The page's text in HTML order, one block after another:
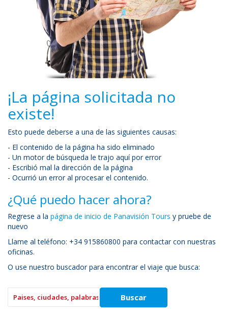
¡La página solicitada no
existe!
Esto puede deberse a una de las siguientes causas:
- El contenido de la página ha sido eliminado
- Un motor de búsqueda le trajo aquí por error
- Escribió mal la dirección de la página
- Ocurrió un error al procesar el contenido.
¿Qué puedo hacer ahora?
Regrese a la página de inicio de Panavisión Tours y pruebe de
nuevo
Llame al teléfono: +34 915860800 para contactar con nuestras
oficinas.
O use nuestro buscador para encontrar el viaje que busca: